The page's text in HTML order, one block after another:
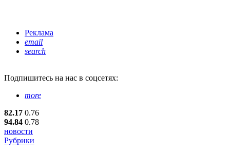
Реклама
email
search
Подпишитесь на нас в соцсетях:
more
82.17 0.76
94.84 0.78
новости
Рубрики